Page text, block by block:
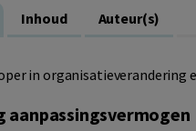
Inhoud Auteur(s)
in
aanpassingsvermogen